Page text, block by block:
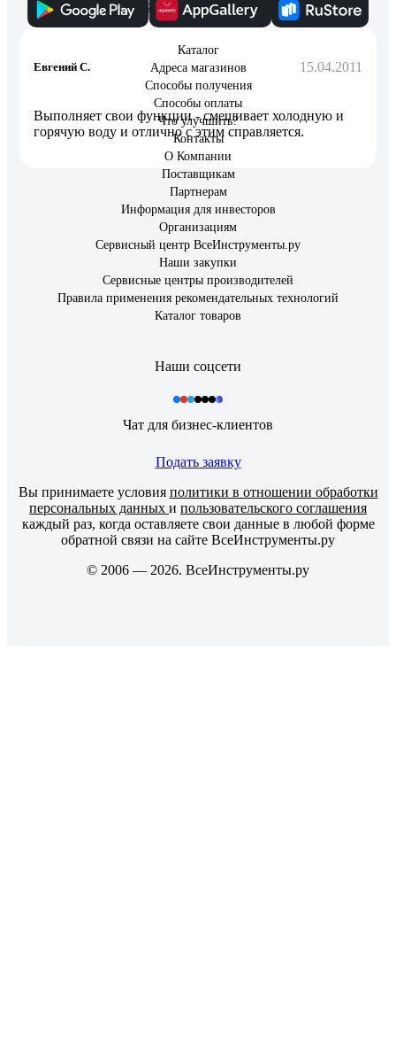
Отзыв о Grohe Costa S
Eвгений С. 15.04.2011
Выполняет свои функции - смешивает холодную и
горячую воду и отлично с этим справляется.
Каталог
Адреса магазинов
Способы получения
Способы оплаты
Что улучшить?
Контакты
О Компании
Поставщикам
Партнерам
Информация для инвесторов
Организациям
Сервисный центр ВсеИнструменты.ру
Наши закупки
Сервисные центры производителей
Правила применения рекомендательных технологий
Каталог товаров
Наши соцсети
Чат для бизнес-клиентов
Подать заявку
Вы принимаете условия политики в отношении обработки
персональных данных и пользовательского соглашения
каждый раз, когда оставляете свои данные в любой форме
обратной связи на сайте ВсеИнструменты.ру
© 2006 — 2026. ВсеИнструменты.ру